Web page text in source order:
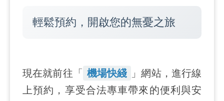
輕鬆預約，開啟您的無憂之旅
現在就前往「 機場快綫
」網站，進行線
上預約，享受合法專車帶來的便利與安